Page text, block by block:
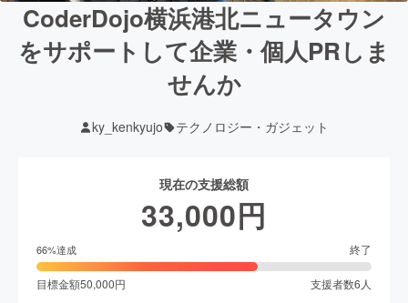
CoderDojo横浜港北ニュータウン
をサポートして企業・個人PRしま
せんか
ky_kenkyujo テクノロジー・ガジェット
現在の支援総額
33,000円
66%達成 終了
目標金額50,000円 支援者数6 人